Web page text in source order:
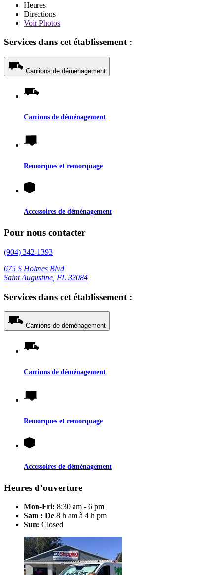
Heures
Directions
VoirPhotos
Services dans cet établissement :
Camions de déménagement
Camions de déménagement
Remorques et remorquage
Accessoires de déménagement
Pour nous contacter
(904) 342-1393
675 S Holmes Blvd
Saint Augustine, FL 32084
Services dans cet établissement :
Camions de déménagement
Camions de déménagement
Remorques et remorquage
Accessoires de déménagement
Heures d’ouverture
Mon-Fri: 8:30 am - 6 pm
Sam : De 8 h am à 4 h pm
Sun: Closed